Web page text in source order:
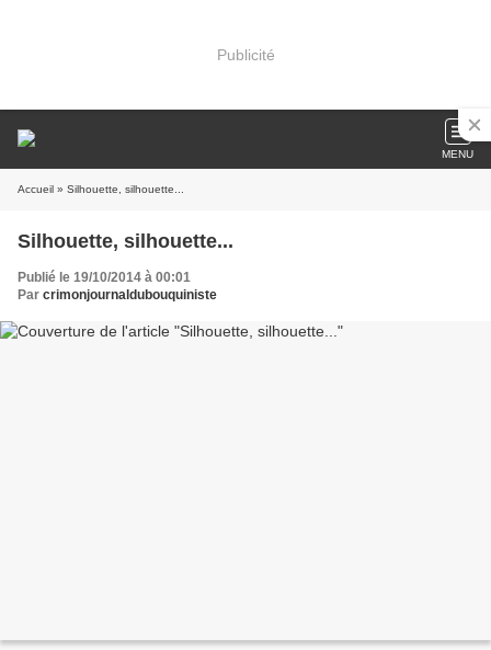
Publicité
MENU
Accueil » Silhouette, silhouette...
Silhouette, silhouette...
Publié le 19/10/2014 à 00:01
Par crimonjournaldubouquiniste